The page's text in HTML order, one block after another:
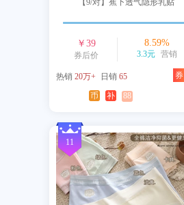
【9/对】蕉下透气隐形乳贴
￥39
券后价
8.59%
3.3元 营销
热销 20万+ 日销 65 券
币 补 88
11